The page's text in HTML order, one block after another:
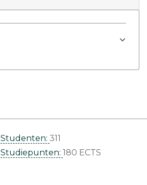
Studenten: 311
Studiepunten: 180 ECTS